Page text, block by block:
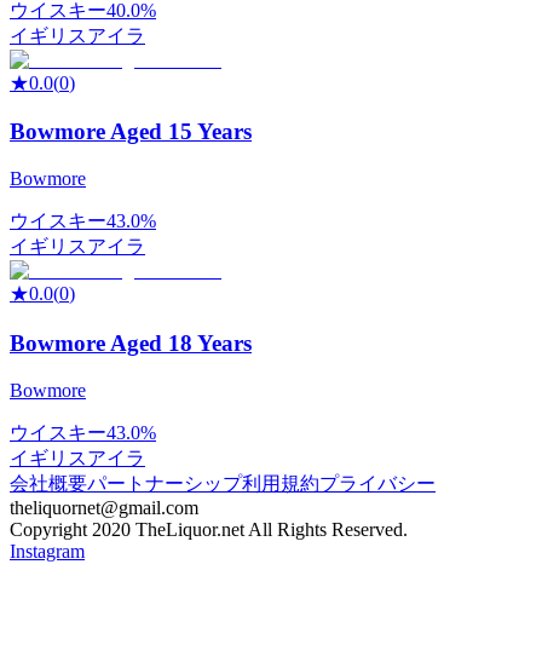
ウイスキー40.0%
イギリスアイラ
★0.0(0)
Bowmore Aged 15 Years
Bowmore
ウイスキー43.0%
イギリスアイラ
★0.0(0)
Bowmore Aged 18 Years
Bowmore
ウイスキー43.0%
イギリスアイラ
会社概要パートナーシップ利用規約プライバシー
theliquornet@gmail.com
Copyright 2020 TheLiquor.net All Rights Reserved.
Instagram